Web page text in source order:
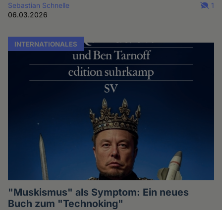
Sebastian Schnelle
06.03.2026
1
INTERNATIONALES
"Muskismus" als Symptom: Ein neues
Buch zum "Technoking"